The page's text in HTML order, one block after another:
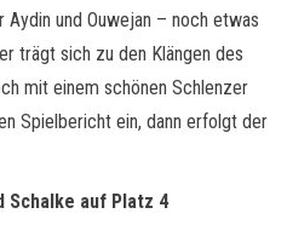
Aydin und Ouwejan – noch etwas
trägt sich zu den Klängen des
mit einem schönen Schlenzer
Spielbericht ein, dann erfolgt der
auf Platz 4